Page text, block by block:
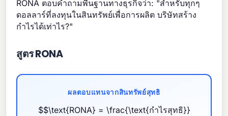
RONA ตอบคำถามพื้นฐานทางธุรกิจว่า: "สำหรับทุกๆ
ดอลลาร์ที่ลงทุนในสินทรัพย์เพื่อการผลิต บริษัทสร้าง
กำไรได้เท่าไร?"
สูตร RONA
ผลตอบแทนจากสินทรัพย์สุทธิ
$$\text{RONA} = \frac{\text{กำไรสุทธิ}}